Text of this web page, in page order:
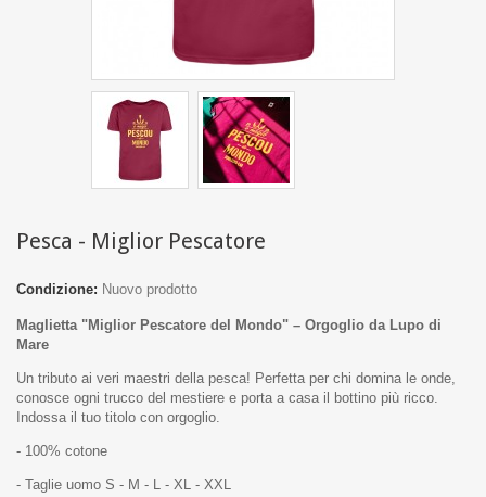
Pesca - Miglior Pescatore
Condizione: Nuovo prodotto
Maglietta "Miglior Pescatore del Mondo" – Orgoglio da Lupo di
Mare
Un tributo ai veri maestri della pesca! Perfetta per chi domina le onde,
conosce ogni trucco del mestiere e porta a casa il bottino più ricco.
Indossa il tuo titolo con orgoglio.
- 100% cotone
- Taglie uomo S - M - L - XL - XXL